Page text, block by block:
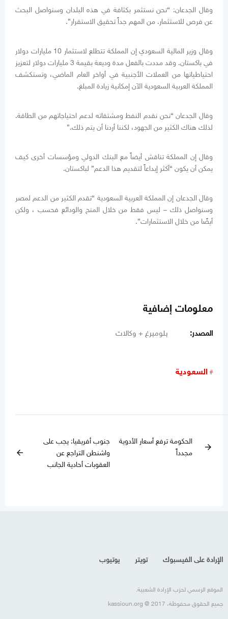
وقال الجدعان: “نحن نستثمر بكثافة في هذه البلدان وسنواصل البحث
عن فرص للاستثمار. من المهم جداً تحقيق الاستقرار”.
وقال وزير المالية السعودي إن المملكة تتطلع لاستثمار 10 مليارات دولار
في باكستان. وقد مددت بالفعل مدة وديعة بقيمة 3 مليارات دولار لتعزيز
احتياطياتها من العملات الأجنبية في أواخر العام الماضي، وتستكشف
المملكة العربية السعودية الآن إمكانية زيادة المبلغ.
وقال الجدعان “نحن نقدم النفط ومشتقاته لدعم احتياجاتهم من الطاقة.
لذلك هناك الكثير من الجهود، لكننا أردنا أن يتم ذلك.”
وقال إن المملكة تناقش أيضاً مع البنك الدولي ومؤسسات أخرى كيف
يمكن أن يكون “أكثر إبداعاً لتقديم هذا الدعم” لباكستان.
وقال الجدعان إن المملكة العربية السعودية “تقدم الكثير من الدعم لمصر
وسنواصل ذلك – ليس فقط من خلال المنح والودائع فحسب ، ولكن
أيضًا من خلال الاستثمارات”.
معلومات إضافية
المصدر: بلومبرغ + وكالات
السعودية
arrow_forward
الحكومة ترفع أسعار الأدوية
مجدداً
جنوب أفريقيا: يجب على
واشنطن التراجع عن
العقوبات أحادية الجانب
arrow_back
الإرادة على الفيسبوك تويتر يوتيوب
الموقع الرسمي لحزب الإرادة الشعبية.
جميع الحقوق محفوظة، kassioun.org @ 2017